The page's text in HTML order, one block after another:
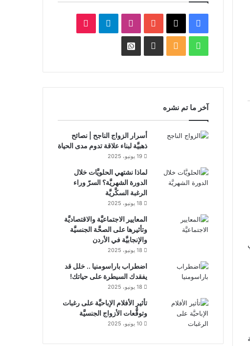
فيسبوك
‫X
‫YouTubeانستقرامتيلقرام‫TikTok
واتسابملخصFacebook
Whatsapp
آخر ما تم نشره
أسرار الزواج الناجح | نصائح
ذهبيَّة لبناء علاقة تدوم مدى الحياة
19 يونيو، 2025
لماذا نشتهي الحلويَّات خلال
الدورة الشهريَّة؟ السرّ وراء
الرغبة السكَّريَّة
18 يونيو، 2025
المعايير الاجتماعيَّة والاقتصاديَّة
وتأثيرها على الصحَّة الجنسيَّة
والإنجابيَّة في الأردن
18 يونيو، 2025
اضطراب باراسومنيا .. خلل قد
يفقدك السيطرة على حياتك!
18 يونيو، 2025
تأثير الأفلام الإباحيَّة على رغبات
وتوقُّعات الأزواج الجنسيَّة
10 يونيو، 2025